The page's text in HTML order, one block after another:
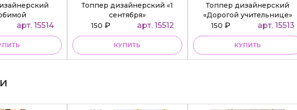
арт. 15514
Топпер дизайнерский «1
сентября»
150 ₽ арт. 15512
КУПИТЬ
Топпер дизайнерский
«Дорогой учительнице»
150₽ арт. 15513
КУПИТЬ